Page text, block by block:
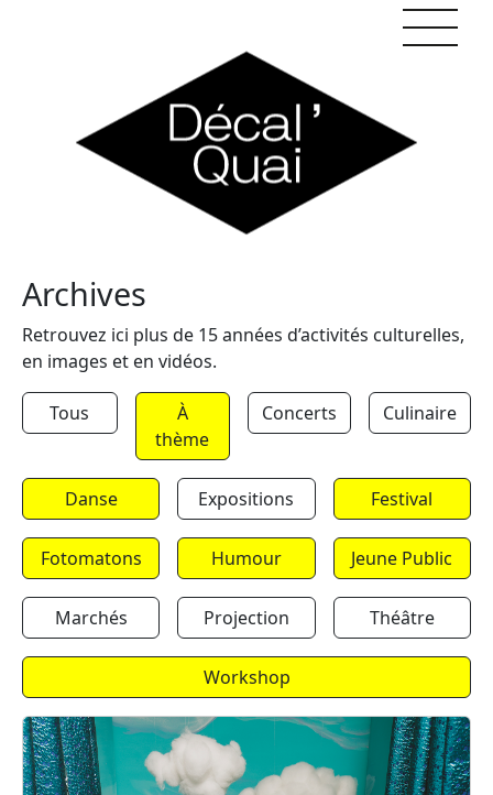
Archives
Retrouvez ici plus de 15 années d’activités culturelles,
en images et en vidéos.
Tous
À
thème
Concerts Culinaire
Danse Expositions Festival
Fotomatons Humour Jeune Public
Marchés Projection Théâtre
Workshop